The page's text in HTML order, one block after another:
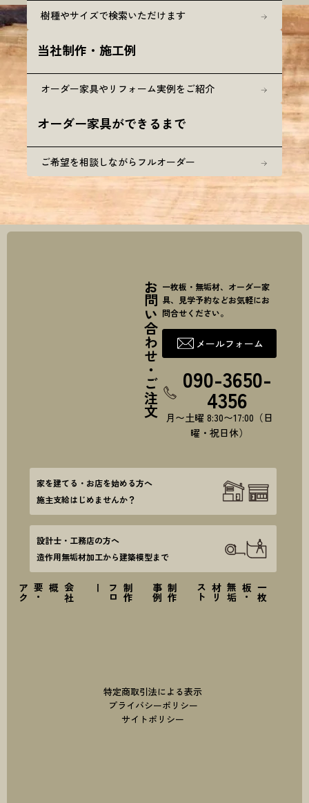
樹種やサイズで検索いただけます
当社制作・施工例
オーダー家具やリフォーム実例をご紹介
オーダー家具ができるまで
ご希望を相談しながらフルオーダー
お問い合わせ・ご注文 一枚板・無垢材、オーダー家
具、見学予約などお気軽にお
問合せください。
メールフォーム
090-3650-
4356
月〜土曜 8:30〜17:00（日
曜・祝日休）
家を建てる・お店を始める方へ
施主支給はじめませんか？
設計士・工務店の方へ
造作用無垢材加工から建築模型まで
一
枚
板
・
無
垢
材
リ
ス
ト
制
作
事
例
制
作
フ
ロ
ー
会
社
概要
・
ア
ク
セ
特定商取引法による表示
プライバシーポリシー
サイトポリシー